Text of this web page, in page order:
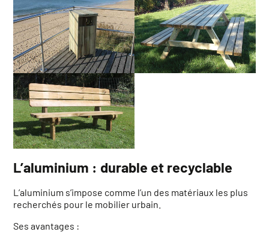
L’aluminium : durable et recyclable
L’aluminium s’impose comme l’un des matériaux les plus
recherchés pour le mobilier urbain.
Ses avantages :